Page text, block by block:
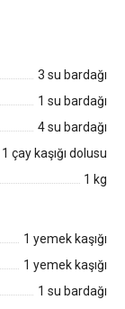
3 su bardağı
1 su bardağı
4su bardağı
1 çay kaşığı dolusu
1 kg
1 yemek kaşığı
1 yemek kaşığı
1 su bardağı